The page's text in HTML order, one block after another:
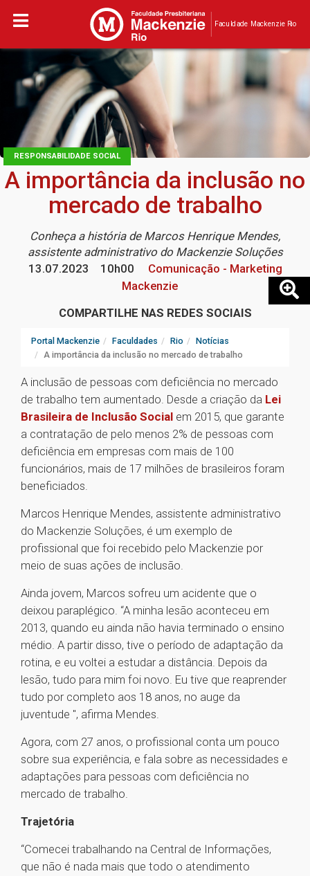
Faculdade Mackenzie Rio
RESPONSABILIDADE SOCIAL
A importância da inclusão no
mercado de trabalho
Conheça a história de Marcos Henrique Mendes,
assistente administrativo do Mackenzie Soluções
13.07.2023
10h00
Comunicação - Marketing
Mackenzie
COMPARTILHE NAS REDES SOCIAIS
Portal Mackenzie Faculdades Rio
Notícias
A importância da inclusão no mercado de trabalho
A inclusão de pessoas com deficiência no mercado
de trabalho tem aumentado. Desde a criação da Lei
Brasileira de Inclusão Social em 2015, que garante
a contratação de pelo menos 2% de pessoas com
deficiência em empresas com mais de 100
funcionários, mais de 17 milhões de brasileiros foram
beneficiados.
Marcos Henrique Mendes, assistente administrativo
do Mackenzie Soluções, é um exemplo de
profissional que foi recebido pelo Mackenzie por
meio de suas ações de inclusão.
Ainda jovem, Marcos sofreu um acidente que o
deixou paraplégico. “A minha lesão aconteceu em
2013, quando eu ainda não havia terminado o ensino
médio. A partir disso, tive o período de adaptação da
rotina, e eu voltei a estudar a distância. Depois da
lesão, tudo para mim foi novo. Eu tive que reaprender
tudo por completo aos 18 anos, no auge da
juventude ", afirma Mendes.
Agora, com 27 anos, o profissional conta um pouco
sobre sua experiência, e fala sobre as necessidades e
adaptações para pessoas com deficiência no
mercado de trabalho.
Trajetória
“Comecei trabalhando na Central de Informações,
que não é nada mais que todo o atendimento